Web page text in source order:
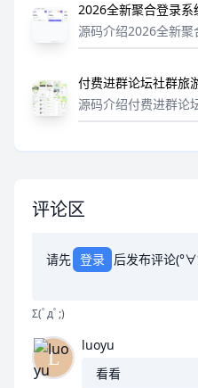
2026全新聚合登录系
录接口
源码介绍2026全新聚
部快捷登录接口完全
聚合登录。支持平台
付费进群论坛社群旅
源码介绍付费进群论
码，采用thinkphp6
评论区
请先 登录 后发布评论
Σ(ﾟдﾟ;)
luoyu
看看